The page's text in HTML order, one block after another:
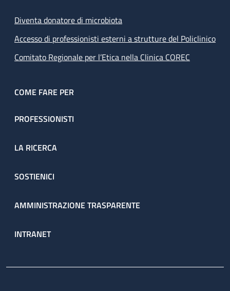
Diventa donatore di microbiota
Accesso di professionisti esterni a strutture del Policlinico
Comitato Regionale per l’Etica nella Clinica COREC
COME FARE PER
PROFESSIONISTI
LA RICERCA
SOSTIENICI
AMMINISTRAZIONE TRASPARENTE
INTRANET